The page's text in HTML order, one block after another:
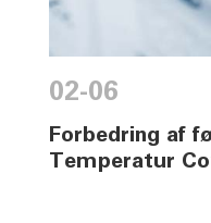
02-06
Forbedring af
Temperatur